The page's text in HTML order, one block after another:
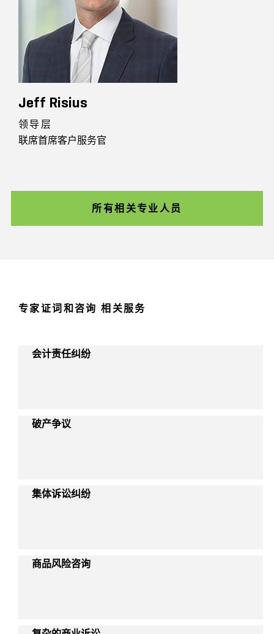
Jeff Risius
领导层
联席首席客户服务官
所有相关专业人员
专家证词和咨询 相关服务
会计责任纠纷
破产争议
集体诉讼纠纷
商品风险咨询